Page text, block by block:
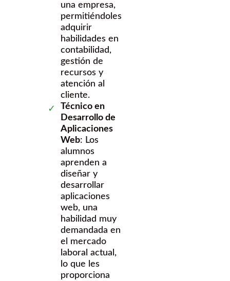
una empresa,
permitiéndoles
adquirir
habilidades en
contabilidad,
gestión de
recursos y
atención al
cliente.
Técnico en
Desarrollo de
Aplicaciones
Web: Los
alumnos
aprenden a
diseñar y
desarrollar
aplicaciones
web, una
habilidad muy
demandada en
el mercado
laboral actual,
lo que les
proporciona